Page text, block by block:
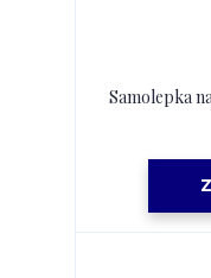
Samolepka